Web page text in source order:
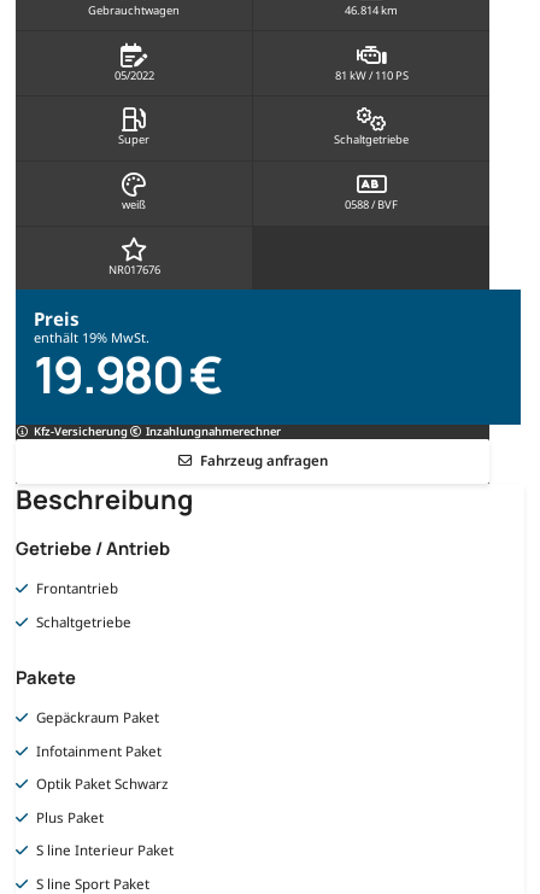
Gebrauchtwagen 46.814 km
05/2022 81 kW / 110 PS
Super Schaltgetriebe
weiß 0588 / BVF
NR017676
Preis
enthält 19% MwSt.
19.980 €
Kfz-Versicherung Inzahlungnahmerechner
Fahrzeug anfragen
Beschreibung
Getriebe / Antrieb
Frontantrieb
Schaltgetriebe
Pakete
Gepäckraum Paket
Infotainment Paket
Optik Paket Schwarz
Plus Paket
S line Interieur Paket
S line Sport Paket